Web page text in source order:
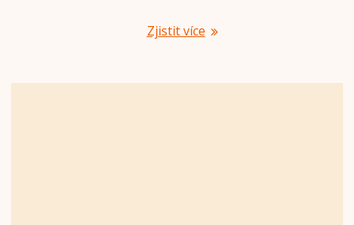
Zjistit více